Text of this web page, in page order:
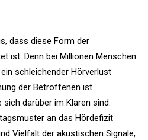
dass diese Form der
ist. Denn bei Millionen Menschen
schleichender Hörverlust
der Betroffenen ist
darüber im Klaren sind.
an das Hördefizit
Vielfalt der akustischen Signale,